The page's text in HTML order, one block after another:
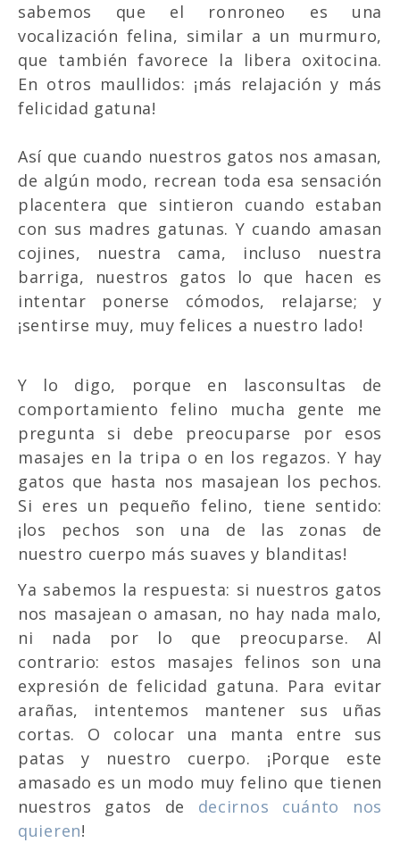
sabemos que el ronroneo es una
vocalización felina, similar a un murmuro,
que también favorece la libera oxitocina.
En otros maullidos: ¡más relajación y más
felicidad gatuna!
Así que cuando nuestros gatos nos amasan,
de algún modo, recrean toda esa sensación
placentera que sintieron cuando estaban
con sus madres gatunas. Y cuando amasan
cojines, nuestra cama, incluso nuestra
barriga, nuestros gatos lo que hacen es
intentar ponerse cómodos, relajarse; y
¡sentirse muy, muy felices a nuestro lado!
Y lo digo, porque en lasconsultas de
comportamiento felino mucha gente me
pregunta si debe preocuparse por esos
masajes en la tripa o en los regazos. Y hay
gatos que hasta nos masajean los pechos.
Si eres un pequeño felino, tiene sentido:
¡los pechos son una de las zonas de
nuestro cuerpo más suaves y blanditas!
Ya sabemos la respuesta: si nuestros gatos
nos masajean o amasan, no hay nada malo,
ni nada por lo que preocuparse. Al
contrario: estos masajes felinos son una
expresión de felicidad gatuna. Para evitar
arañas, intentemos mantener sus uñas
cortas. O colocar una manta entre sus
patas y nuestro cuerpo. ¡Porque este
amasado es un modo muy felino que tienen
nuestros gatos de decirnos cuánto nos
quieren!